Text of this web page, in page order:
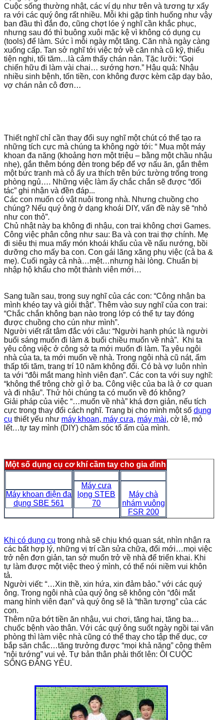
Cuộc sống thường nhật, các ví dụ như trên và tương tự xẩy
ra với các quý ông rất nhiều. Mỗi khi gặp tình huống như vậy
ban đầu thì đắn đo, cũng chợt lóe ý nghĩ cần khắc phục,
nhưng sau đó thì buông xuôi mặc kệ vì không có dụng cụ
(tools) để làm. Sức ì mỗi ngày một tăng. Căn nhà ngày càng
xuống cấp. Tan sở nghĩ tới việc trở về căn nhà cũ kỹ, thiếu
tiện nghi, tối tăm…là cảm thấy chán nản. Tặc lưỡi: “Gọi
chiến hữu đi làm vài chai… sướng hơn.” Hậu quả: Nhậu
nhiều sinh bệnh, tốn tiền, con không được kèm cặp dạy bảo,
vợ chán nản cô đơn…
Thiết nghĩ chỉ cần thay đổi suy nghĩ một chút có thể tạo ra
những tích cực mà chúng ta không ngờ tới: “ Mua một máy
khoan đa năng (khoảng hơn một triệu – bằng một chầu nhậu
nhẹ), gắn thêm bóng đèn trong bếp để vợ nấu ăn, gắn thêm
một bức tranh mà cô ấy ưa thích trên bức tường trống trong
phòng ngủ…. Những việc làm ấy chắc chắn sẽ được “đối
tác” ghi nhận và đền đáp...
Các con muốn có vật nuôi trong nhà. Nhưng chuồng cho
chúng? Nếu quý ông ở dạng khoái DIY, vấn đề này sẽ “nhỏ
như con thỏ”.
Chủ nhật này ba không đi nhậu, con trai không chơi Games.
Công việc phân công như sau: Ba và con trai thợ chính. Mẹ
đi siêu thị mua mấy món khoái khấu của về nấu nướng, bồi
dưỡng cho mấy ba con. Con gái lăng xăng phụ việc (cả ba &
mẹ). Cuối ngày cả nhà…mệt…nhưng hài lòng. Chuẩn bị
nhập hộ khẩu cho một thành viên mới…
Sang tuần sau, trong suy nghĩ của các con: “Công nhận ba
mình khéo tay và giỏi thật”. Thêm vào suy nghĩ của con trai:
“Chắc chắn không bạn nào trong lớp có thể tự tay đóng
được chuồng cho cún như mình”.
Người viết rất tâm đắc với câu: “Người hạnh phúc là người
buổi sáng muốn đi làm & buổi chiều muốn về nhà”. Khi ta
yêu công việc ở công sở ta mới muốn đi làm. Ta yêu ngôi
nhà của ta, ta mới muốn về nhà. Trong ngôi nhà cũ nát, ẩm
thấp tối tăm, trang trí 10 năm không đổi. Có bà vợ luôn nhìn
ta với “đôi mắt mang hình viên đạn”. Các con ta với suy nghĩ:
“không thể trông chờ gì ở ba. Công việc của ba là ở cơ quan
và đi nhậu”. Thử hỏi chúng ta có muốn về đó không?
Giải pháp của việc “…muốn về nhà” khá đơn giản, nếu tích
cực trong thay đổi cách nghĩ. Trang bị cho mình một số dụng
cụ thiết yếu như máy khoan, máy cưa, máy mài, cờ lê, mỏ
lết…tự tay mình (DIY) chăm sóc tổ ấm của mình.
Một số dụng cụ cơ khí cầm tay cho gia đình
Máy khoan điện đa
dụng SBE 561
Máy cưa
lọng STEB
70
Máy chà
nhám vuông
FSR 200
Khi có dụng cụ trong nhà sẽ chịu khó quan sát, nhìn nhận ra
các bất hợp lý, những vị trí cần sửa chữa, đổi mới…mọi việc
trở nên đơn giản, tan sở muốn trở về nhà để triển khai. Khi
tự làm được một việc theo ý mình, có thể nói niềm vui khôn
tả.
Người viết: “…Xin thề, xin hứa, xin đảm bảo.” với các quý
ông. Trong ngôi nhà của quý ông sẽ không còn “đôi mắt
mang hình viên đạn” và quý ông sẽ là “thần tượng” của các
con.
Thêm nữa bớt tiền ăn nhậu, vui chơi, tăng hai, tăng ba…
chuốc bệnh vào thân. Với các quý ông suốt ngày ngồi tại văn
phòng thì làm việc nhà cũng có thể thay cho tập thể dục, cơ
bắp săn chắc…tăng trưởng được “mọi khả năng” cộng thêm
“nội tướng” vui vẻ. Tự bản thân phải thốt lên: ÔI CUỘC
SỐNG ĐÁNG YÊU.